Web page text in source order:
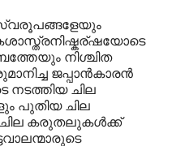
നിശ്ചിത
ജപ്പാന്‍കാരന്‍‍
നടത്തിയ ചില
പുതിയ ചില
ചില കരുതലുകള്‍ക്ക്